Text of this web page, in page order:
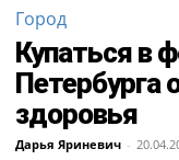
Город
Купаться в
Петербурга
здоровья
Дарья Яриневич -